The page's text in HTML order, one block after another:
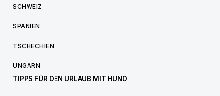
SCHWEIZ
SPANIEN
TSCHECHIEN
UNGARN
TIPPS FÜR DEN URLAUB MIT HUND